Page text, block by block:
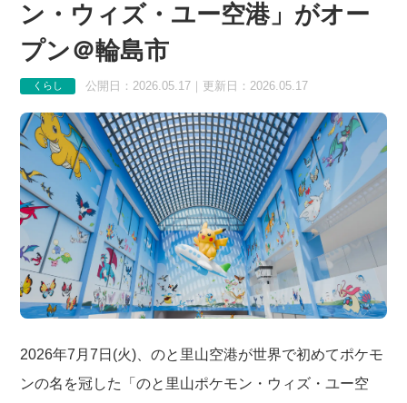
ン・ウィズ・ユー空港」がオー
プン＠輪島市
くらし 公開日：2026.05.17｜更新日：2026.05.17
2026年7月7日(火)、のと里山空港が世界で初めてポケモ
ンの名を冠した「のと里山ポケモン・ウィズ・ユー空